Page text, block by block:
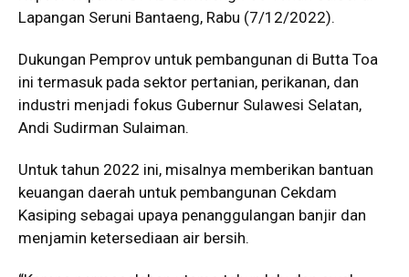
Lapangan Seruni Bantaeng, Rabu (7/12/2022).
Dukungan Pemprov untuk pembangunan di Butta Toa
ini termasuk pada sektor pertanian, perikanan, dan
industri menjadi fokus Gubernur Sulawesi Selatan,
Andi Sudirman Sulaiman.
Untuk tahun 2022 ini, misalnya memberikan bantuan
keuangan daerah untuk pembangunan Cekdam
Kasiping sebagai upaya penanggulangan banjir dan
menjamin ketersediaan air bersih.